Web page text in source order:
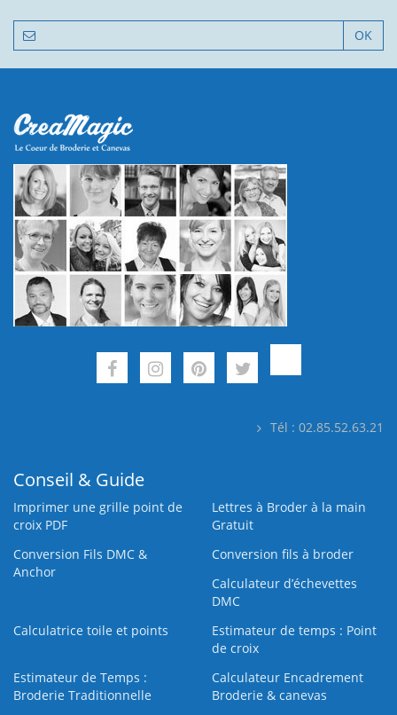
OK
Tél : 02.85.52.63.21
Conseil & Guide
Imprimer une grille point de
croix PDF
Lettres à Broder à la main
Gratuit
Conversion Fils DMC &
Anchor
Conversion fils à broder
Calculateur d’échevettes
DMC
Calculatrice toile et points
Estimateur de temps : Point
de croix
Estimateur de Temps :
Broderie Traditionnelle
Calculateur Encadrement
Broderie & canevas